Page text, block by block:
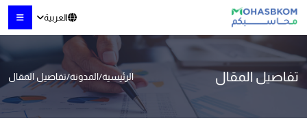
العربية
تفاصيل المقال الرئيسية/المدونة/تفاصيل المقال